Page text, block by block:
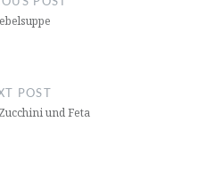
POST
POST
und Feta